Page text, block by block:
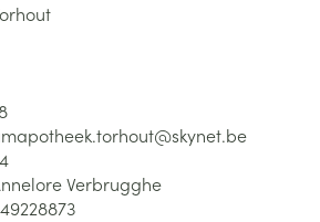
skynet.be
Verbrugghe